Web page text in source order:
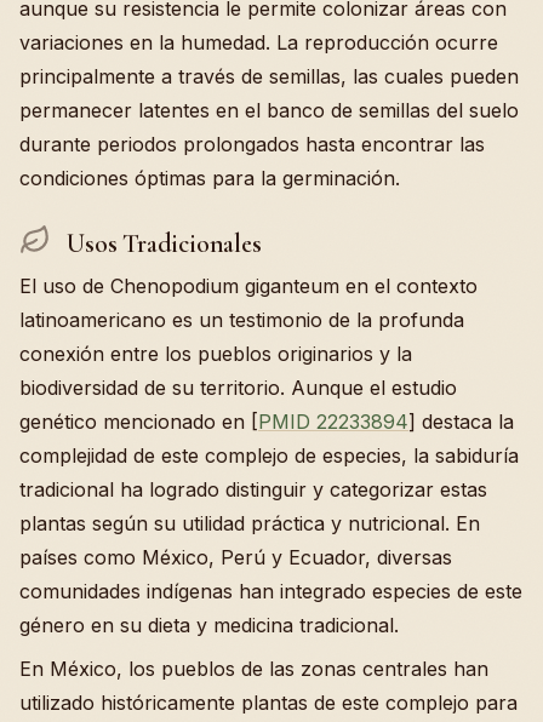
aunque su resistencia le permite colonizar áreas con
variaciones en la humedad. La reproducción ocurre
principalmente a través de semillas, las cuales pueden
permanecer latentes en el banco de semillas del suelo
durante periodos prolongados hasta encontrar las
condiciones óptimas para la germinación.
Usos Tradicionales
El uso de Chenopodium giganteum en el contexto
latinoamericano es un testimonio de la profunda
conexión entre los pueblos originarios y la
biodiversidad de su territorio. Aunque el estudio
genético mencionado en [PMID 22233894] destaca la
complejidad de este complejo de especies, la sabiduría
tradicional ha logrado distinguir y categorizar estas
plantas según su utilidad práctica y nutricional. En
países como México, Perú y Ecuador, diversas
comunidades indígenas han integrado especies de este
género en su dieta y medicina tradicional.
En México, los pueblos de las zonas centrales han
utilizado históricamente plantas de este complejo para